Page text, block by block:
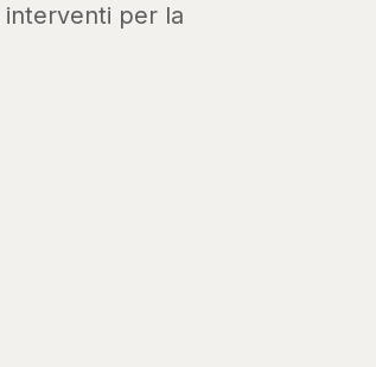
per la